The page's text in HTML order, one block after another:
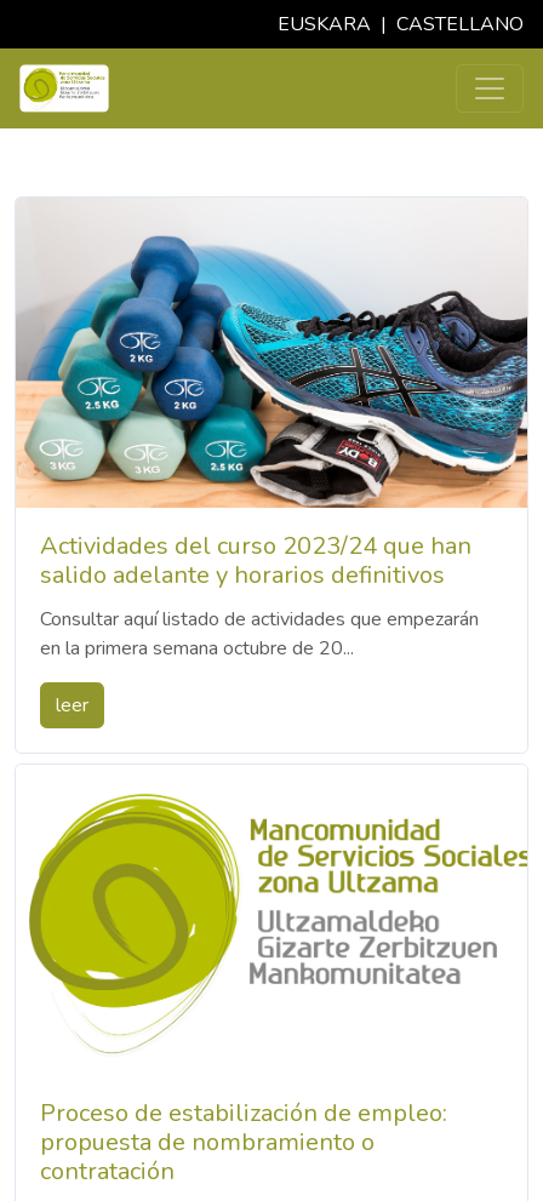
EUSKARA | CASTELLANO
Actividades del curso 2023/24 que han
salido adelante y horarios definitivos
Consultar aquí listado de actividades que empezarán
en la primera semana octubre de 20...
leer
Proceso de estabilización de empleo:
propuesta de nombramiento o
contratación